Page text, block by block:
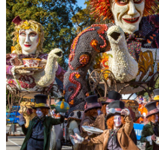
about
Fruitfestival